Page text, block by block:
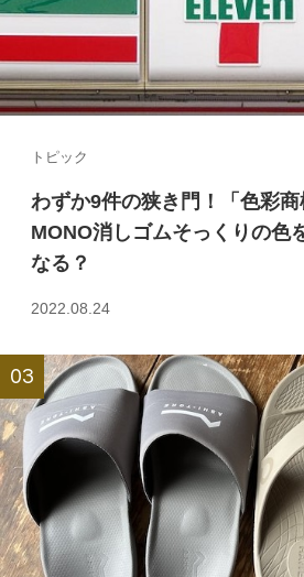
トピック
わずか9件の狭き門！「色彩
MONO消しゴムそっくりの色
なる？
2022.08.24